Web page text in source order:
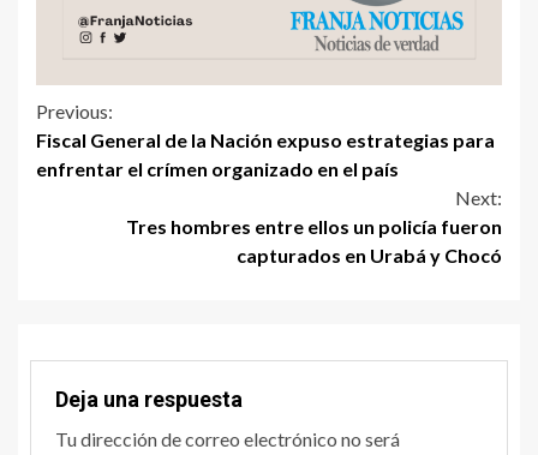
Previous:
Fiscal General de la Nación expuso estrategias para
enfrentar el crímen organizado en el país
Next:
Tres hombres entre ellos un policía fueron
capturados en Urabá y Chocó
Deja una respuesta
Tu dirección de correo electrónico no será